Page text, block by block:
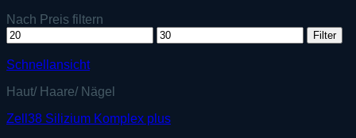
Nach Preis filtern
Min.
Preis
Max.
Preis
Filter
Schnellansicht
Haut/ Haare/ Nägel
Zell38 Silizium Komplex plus